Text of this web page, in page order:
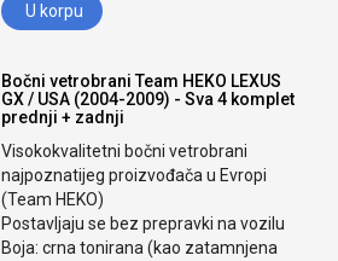
U korpu
Bočni vetrobrani Team HEKO LEXUS
GX / USA (2004-2009) - Sva 4 komplet
prednji + zadnji
Visokokvalitetni bočni vetrobrani
najpoznatijeg proizvođača u Evropi
(Team HEKO)
Postavljaju se bez prepravki na vozilu
Boja: crna tonirana (kao zatamnjena